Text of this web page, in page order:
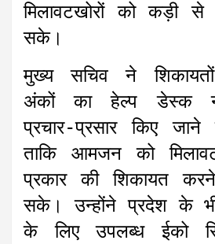
मिलावटखोरों को कड़ी
सके।
मुख्य सचिव ने
अंकों का हेल्प डेस्क
प्रचार-प्रसार किए जाने
ताकि आमजन को
प्रकार की शिकायत
सके। उन्होंने प्रदेश के
के लिए उपलब्ध ईको